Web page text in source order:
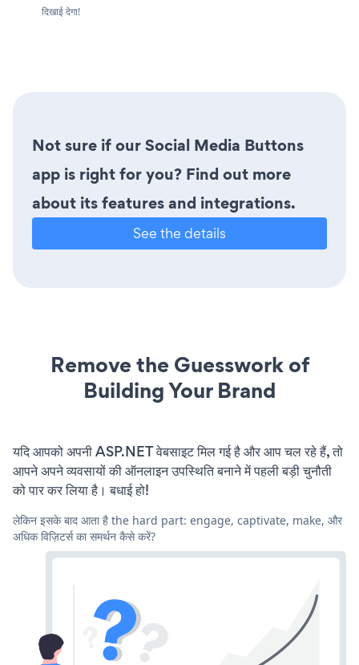
दिखाई देगा!
Not sure if our Social Media Buttons
app is right for you? Find out more
about its features and integrations.
See the details
Remove the Guesswork of
Building Your Brand
यदि आपको अपनी ASP.NET वेबसाइट मिल गई है और आप चल रहे हैं, तो
आपने अपने व्यवसायों की ऑनलाइन उपस्थिति बनाने में पहली बड़ी चुनौती
को पार कर लिया है। बधाई हो!
लेकिन इसके बाद आता है the hard part: engage, captivate, make, और
अधिक विज़िटर्स का समर्थन कैसे करें?